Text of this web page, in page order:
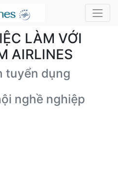
LÀM VỚI
AIRLINES
tuyển dụng
nghề nghiệp